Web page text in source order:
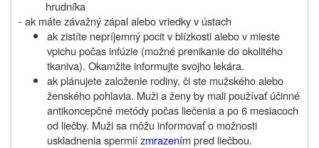
hrudníka
- ak máte závažný zápal alebo vriedky v ústach
ak zistíte nepríjemný pocit v blízkosti alebo v mieste
vpichu počas infúzie (možné prenikanie do okolitého
tkaniva). Okamžite informujte svojho lekára.
ak plánujete založenie rodiny, či ste mužského alebo
ženského pohlavia. Muži a ženy by mali používať účinné
antikoncepčné metódy počas liečenia a po 6 mesiacoch
od liečby. Muži sa môžu informovať o možnosti
uskladnenia spermií zmrazením pred liečbou.